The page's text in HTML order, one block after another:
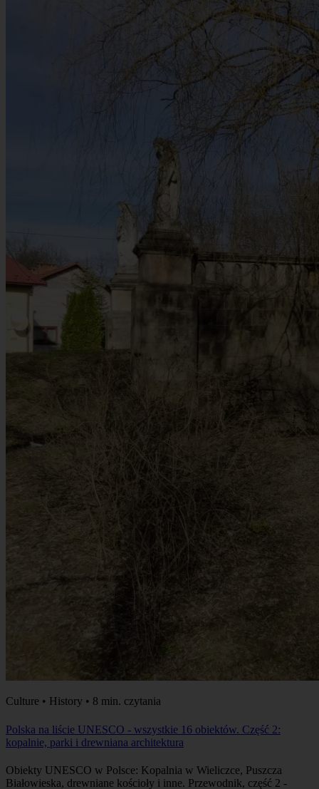
Culture • History • 8 min. czytania
Polska na liście UNESCO - wszystkie 16 obiektów. Część 2:
kopalnie, parki i drewniana architektura
Obiekty UNESCO w Polsce: Kopalnia w Wieliczce, Puszcza
Białowieska, drewniane kościoły i inne. Przewodnik, część 2 -